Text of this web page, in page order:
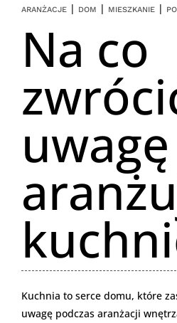
ARANŻACJE | DOM | MIESZKANIE |
Na co
uwagę
Kuchnia to serce domu, które
uwagę podczas aranżacji